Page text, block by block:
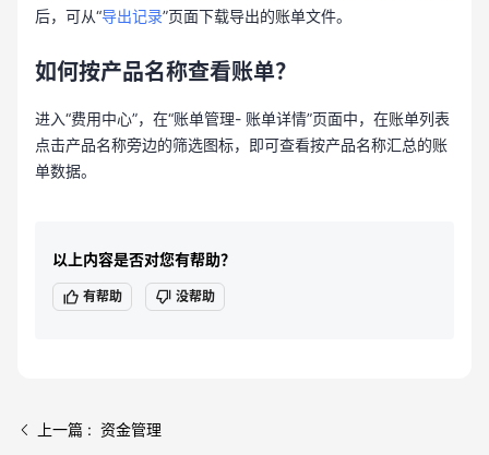
后，可从“导出记录”页面下载导出的账单文件。
如何按产品名称查看账单？
进入“费用中心”，在“账单管理- 账单详情”页面中，在账单列表
点击产品名称旁边的筛选图标，即可查看按产品名称汇总的账
单数据。
以上内容是否对您有帮助？
有帮助 没帮助
上一篇 : 资金管理